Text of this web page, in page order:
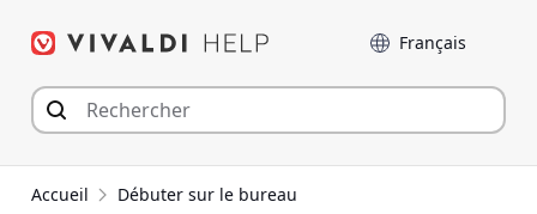
Langue
Accueil Débuter sur le bureau